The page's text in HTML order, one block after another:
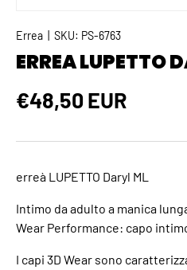
Errea SKU: PS-6763
ERREA LUPETTO
€48,50 EUR
erreà LUPETTO Daryl ML
Intimo da adulto a manica
Wear Performance: capo
I capi 3D Wear sono